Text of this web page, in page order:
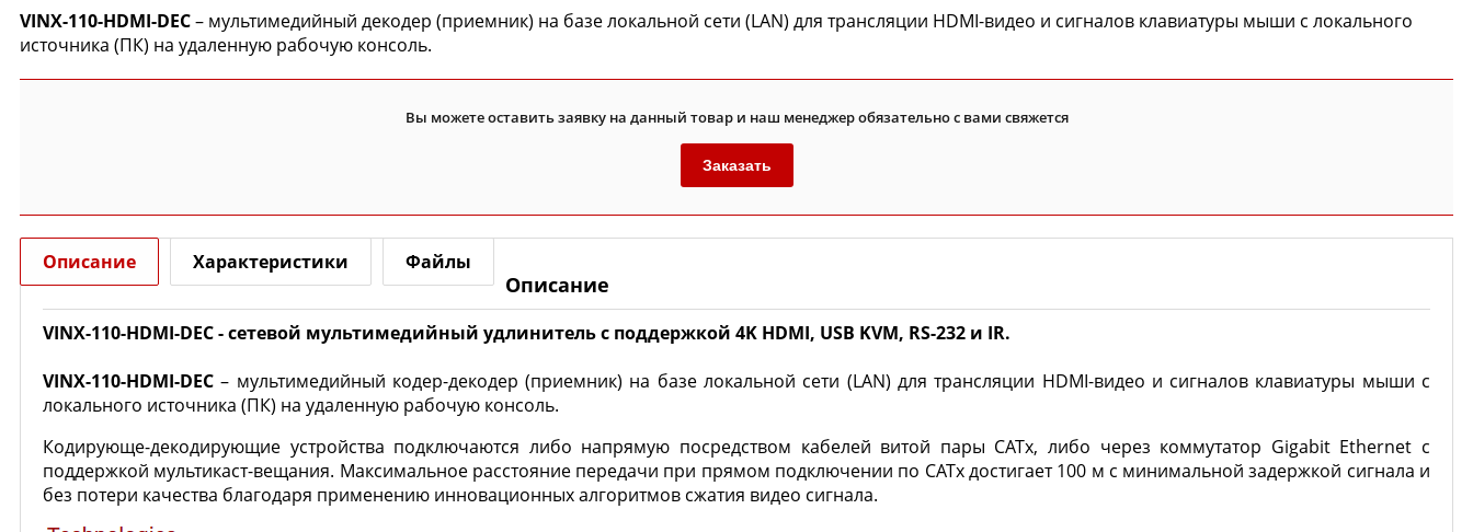
VINX-110-HDMI-DEC– мультимедийный декодер (приемник) на базе локальной сети (LAN) для трансляции HDMI-видео и сигналов клавиатуры мыши с локального
источника (ПК) на удаленную рабочую консоль.
Вы можете оставить заявку на данный товар и наш менеджер обязательно с вами свяжется
Заказать
Описание Характеристики Файлы
Описание
VINX-110-HDMI-DEC - сетевой мультимедийный удлинитель с поддержкой 4K HDMI, USB KVM, RS-232 и IR.
VINX-110-HDMI-DEC – мультимедийный кодер-декодер (приемник) на базе локальной сети (LAN) для трансляции HDMI-видео и сигналов клавиатуры мыши с
локального источника (ПК) на удаленную рабочую консоль.
Кодирующе-декодирующие устройства подключаются либо напрямую посредством кабелей витой пары CATx, либо через коммутатор Gigabit Ethernet с
поддержкой мультикаст-вещания. Максимальное расстояние передачи при прямом подключении по CATx достигает 100 м с минимальной задержкой сигнала и
без потери качества благодаря применению инновационных алгоритмов сжатия видео сигнала.